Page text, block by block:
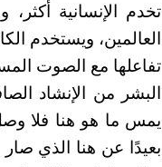
تخدم الإنسانية
العالمين، ويستخدم
تفاعلها مع الصوت
البشر من الإنشاد
يمس ما هو هنا فلا
بعيدًا عن هنا الذي صار